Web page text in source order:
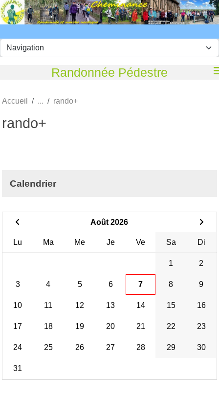
Randonnée Pédestre
Accueil rando+
rando+
Calendrier
Août 2026
Lu Ma Me Je Ve Sa Di
1 2
3 4 5 6 7 8 9
10 11 12 13 14 15 16
17 18 19 20 21 22 23
24 25 26 27 28 29 30
31
Panneau de gestion des cookies